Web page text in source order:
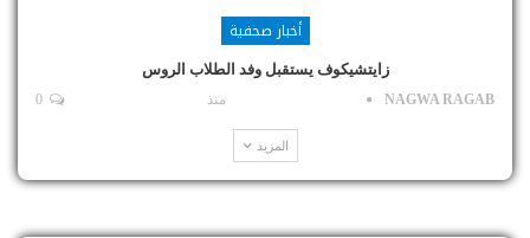
أخبار صحفية
زايتشيكوف يستقبل وفد الطلاب الروس
NAGWA RAGAB منذ
المزيد